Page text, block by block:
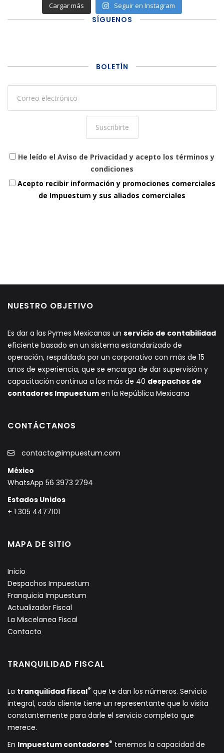
Cargar más Seguir en Instagram
SÍGUENOS
BOLETÍN
He leído el Aviso de Privacidad y acepto los términos y
condiciones
Acepto recibir información y promociones comerciales
de Impuestum y sus aliados comerciales
NUESTRO OBJETIVO
Es dar a las Pymes Mexicanas un servicio de contabilidad
eficiente basado en un sistema estandarizado de
operación, respaldado por un corporativo con más de 15
años de experiencia, que se encarga de dar supervisión y
capacitación continua a los más de 40 despachos de
contadores Impuestum en la República Mexicana
CONTÁCTANOS
contacto@impuestum.com
México
WhatsApp 56 3973 2794
Estados Unidos
+ 1 305 4477101
MAPA DE SITIO
Inicio
Despachos Impuestum
Franquicia Impuestum
Actualizador Fiscal
La Miscelanea Fiscal
Contacto
TRANQUILIDAD FISCAL
La tranquilidad fiscal® que te dan los números. Servicio
integral, cada cliente tiene un representante que lo visita
constantemente para darle el servicio completo que
merece.
En Impuestum contadores® tenemos la capacidad de